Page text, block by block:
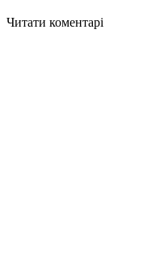
Читати коментарі